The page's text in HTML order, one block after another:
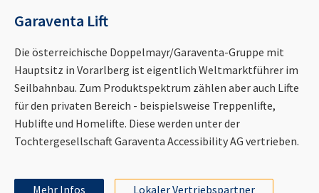
Garaventa Lift
Die österreichische Doppelmayr/Garaventa-Gruppe mit
Hauptsitz in Vorarlberg ist eigentlich Weltmarktführer im
Seilbahnbau. Zum Produktspektrum zählen aber auch Lifte
für den privaten Bereich - beispielsweise Treppenlifte,
Hublifte und Homelifte. Diese werden unter der
Tochtergesellschaft Garaventa Accessibility AG vertrieben.
Mehr Infos Lokaler Vertriebspartner